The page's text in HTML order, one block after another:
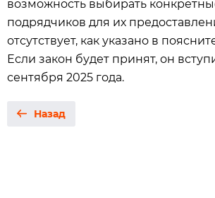
возможность выбирать
подрядчиков для их
отсутствует, как указано в
Если закон будет принят, он
сентября 2025 года.
Назад